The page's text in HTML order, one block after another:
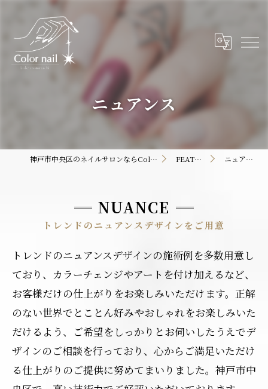
ニュアンス
神戸市中央区のネイルサロンならColor nail FEATURE ニュアンス
トレンドのニュアンスデザインをご用意
NUANCE
トレンドのニュアンスデザインの施術例を多数用意し
ており、カラーチェンジやアートを付け加えるなど、
お客様だけの仕上がりをお楽しみいただけます。正解
のない世界でとことん好みやおしゃれをお楽しみいた
だけるよう、ご希望をしっかりとお伺いしたうえでデ
ザインのご相談を行っており、心からご満足いただけ
る仕上がりのご提供に努めてまいりました。神戸市中